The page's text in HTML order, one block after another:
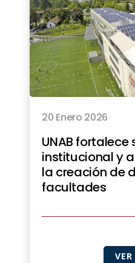
20 Enero 2026
UNAB
institucional y
la creación de
facultades